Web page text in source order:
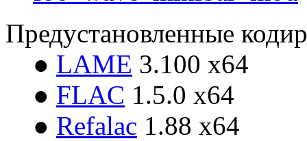
Предустановленные
● LAME 3.100 x64
● FLAC 1.5.0 x64
● Refalac 1.88 x64